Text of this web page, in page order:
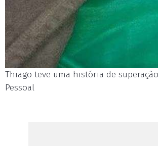
Thiago teve uma história de
Pessoal